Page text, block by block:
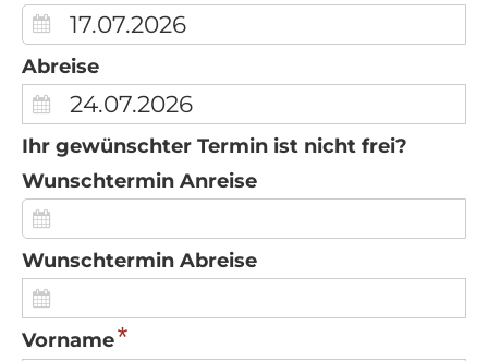
Abreise
Ihr gewünschter Termin ist nicht frei?
Wunschtermin Anreise
Wunschtermin Abreise
Vorname*